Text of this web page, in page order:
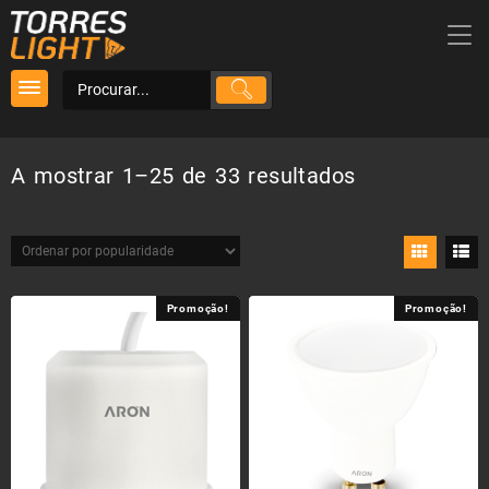
Skip
content
A mostrar 1–25 de 33 resultadosOrdenado
popularidade
Promoção! Promoção!